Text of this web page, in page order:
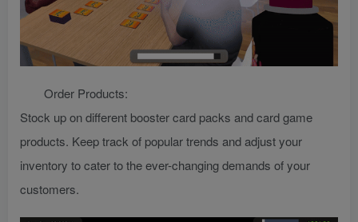
Order Products:
Stock up on different booster card packs and card game
products. Keep track of popular trends and adjust your
inventory to cater to the ever-changing demands of your
customers.